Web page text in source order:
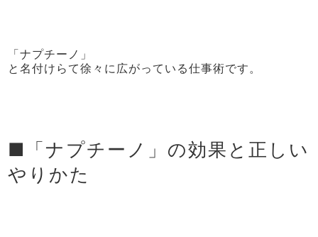
「ナプチーノ」
と名付けらて徐々に広がっている仕事術です。
■「ナプチーノ」の効果と正しい
やりかた